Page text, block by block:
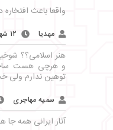
واقعا باعث افتخاره
مهدیا ۱۲ شهریور ۱۴۰۴
هنر اسلامی؟؟
و هرچی هست
توهین ندارم ولی
سمیه مهاجری
آثار ایرانی همه